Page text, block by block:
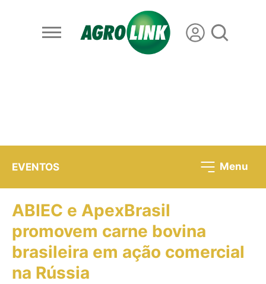
EVENTOS Menu
ABIEC e ApexBrasil
promovem carne bovina
brasileira em ação comercial
na Rússia